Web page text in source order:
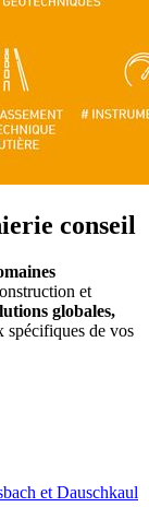
conseil
et
globales,
spécifiques de vos
et Dauschkaul